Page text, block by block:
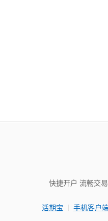
快捷开户 流畅交易
活期宝 | 手机客户